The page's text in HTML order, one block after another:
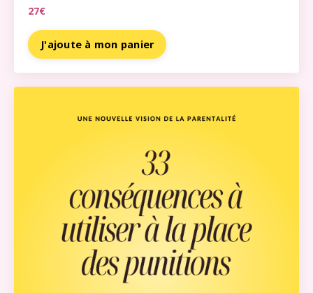
27€
J'ajoute à mon panier